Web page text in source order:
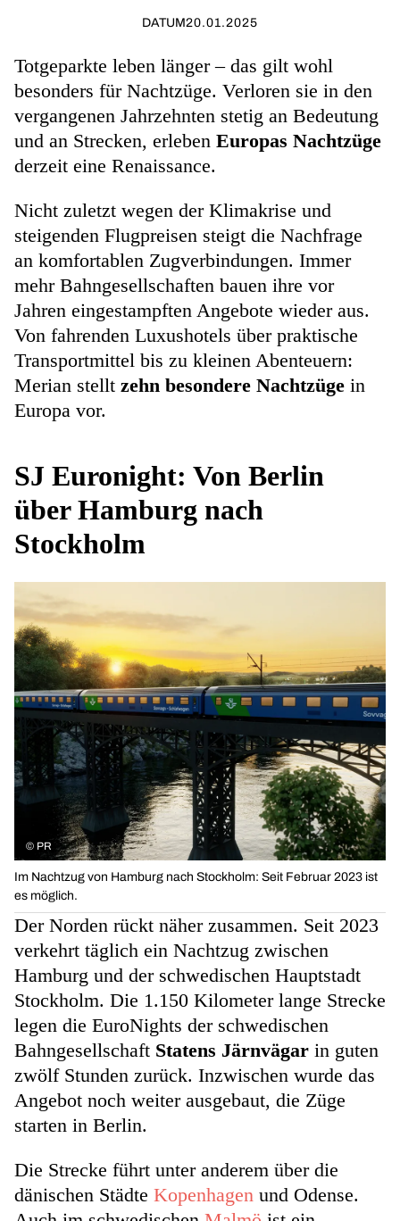
DATUM20.01.2025
Totgeparkte leben länger – das gilt wohl
besonders für Nachtzüge. Verloren sie in den
vergangenen Jahrzehnten stetig an Bedeutung
und an Strecken, erleben Europas Nachtzüge
derzeit eine Re­naissance.
Nicht zuletzt wegen der Klimakrise und
steigenden Flugpreisen steigt die Nachfrage
an komfortablen Zugverbindungen. Immer
mehr Bahngesellschaften bauen ihre vor
Jahren eingestampften Ange­bote wieder aus.
Von fahrenden Luxus­hotels über praktische
Transportmittel bis zu kleinen Abenteuern:
Merian stellt zehn besondere Nachtzüge in
Europa vor.
SJ Euronight: Von Berlin
über Hamburg nach
Stockholm
© PR
Im Nachtzug von Hamburg nach Stockholm: Seit Februar 2023 ist
es möglich.
Der Norden rückt näher zusammen. Seit 2023
verkehrt täglich ein Nachtzug zwischen
Hamburg und der schwedischen Hauptstadt
Stockholm. Die 1.150 Kilometer lange Strecke
legen die EuroNights der schwedischen
Bahngesellschaft Statens Järnvägar in guten
zwölf Stunden zurück. Inzwischen wurde das
Angebot noch weiter ausgebaut, die Züge
starten in Berlin.
Die Strecke führt unter anderem über die
dänischen Städte Kopen­hagen und Odense.